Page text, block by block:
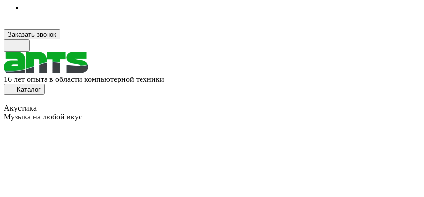
Заказать звонок
16 лет опыта в области компьютерной техники
Каталог
Акустика
Музыка на любой вкус